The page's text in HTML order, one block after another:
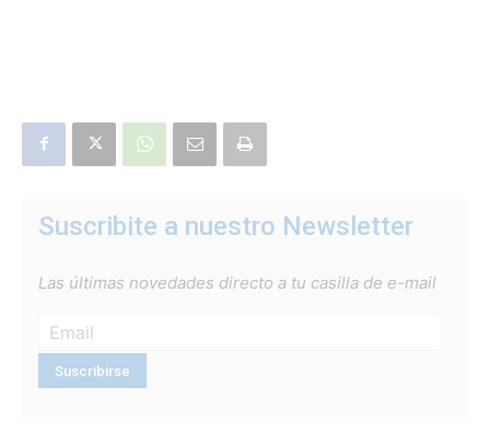
Suscribite a nuestro Newsletter
Las últimas novedades directo a tu casilla de e-mail